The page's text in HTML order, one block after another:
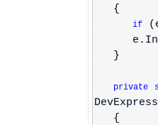
{
if
}
private
{